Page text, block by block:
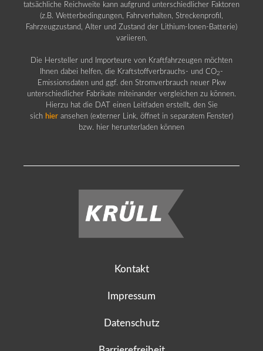
tatsächliche Reichweite kann aufgrund unterschiedlicher Faktoren
(z.B. Wetterbedingungen, Fahrverhalten, Streckenprofil,
Fahrzeugzustand, Alter und Zustand der Lithium-Ionen-Batterie)
variieren.
Die Hersteller und Importeure von Kraftfahrzeugen möchten
Ihnen dabei helfen, die Kraftstoffverbrauchs- und CO2 -
Emissionsdaten und ggf. den Stromverbrauch neuer Pkw
unterschiedlicher Fabrikate miteinander vergleichen zu können.
Hierzu hat die DAT einen Leitfaden erstellt, den Sie
sich hier ansehen (externer Link, öffnet in separatem Fenster)
bzw. hier herunterladen können
Kontakt
Impressum
Datenschutz